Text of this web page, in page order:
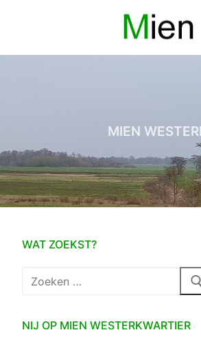
inhoud
MIEN
WAT ZOEKST?
Zoeken
NIJ OP MIEN WESTERKWARTIER